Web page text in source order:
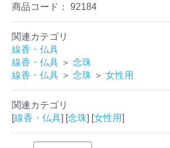
商品コード： 92184
関連カテゴリ
線香・仏具
線香・仏具 ＞ 念珠
線香・仏具 ＞ 念珠 ＞ 女性用
関連カテゴリ
[線香・仏具] [念珠] [女性用]